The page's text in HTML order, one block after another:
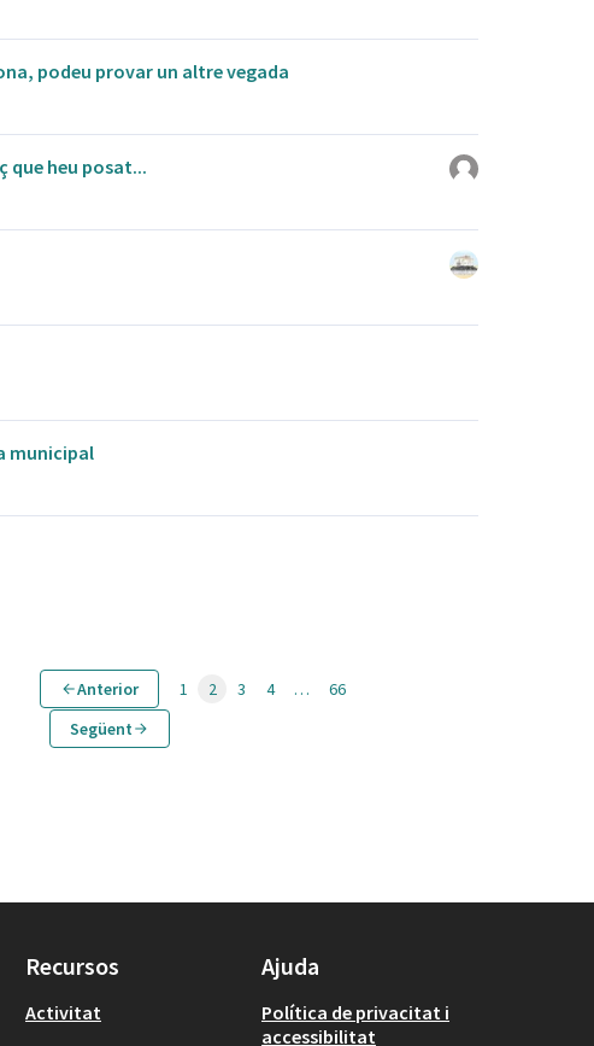
podeu provar un altre vegada
que heu posat...
municipal
Anterior 1 2 3 4 …
66
Següent
Recursos
Activitat
Ajuda
Política de privacitat i
accessibilitat